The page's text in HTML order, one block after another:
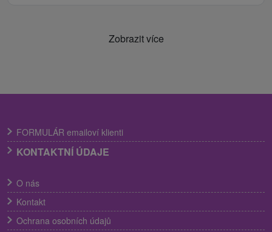
Zobrazit více
FORMULÁR emailoví klienti
KONTAKTNÍ ÚDAJE
O nás
Kontakt
Ochrana osobních údajů